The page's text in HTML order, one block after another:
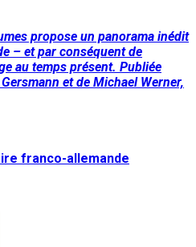
propose un panorama inédit
– et par conséquent de
au temps présent. Publiée
et de Michael Werner,
franco-allemande